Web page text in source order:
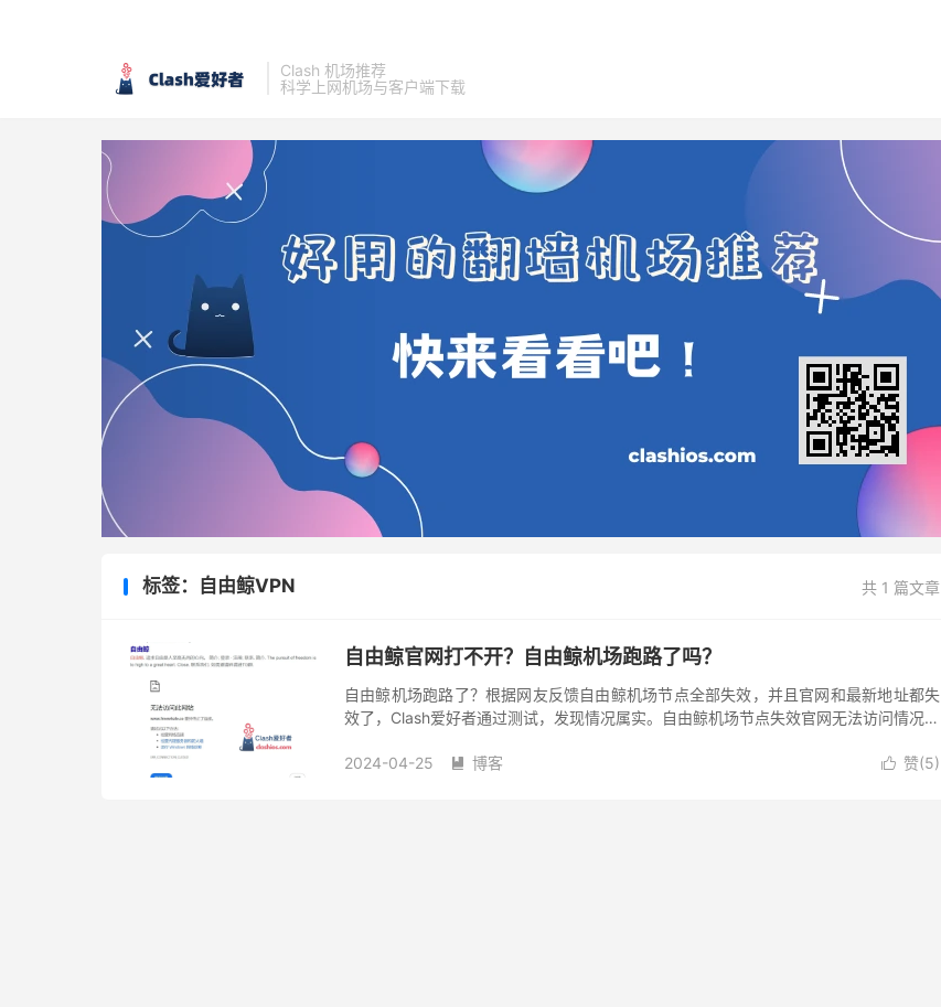
Clash 机场推荐
科学上网机场与客户端下载
共 1 篇文章
标签：自由鲸VPN
自由鲸官网打不开？自由鲸机场跑路了吗？
自由鲸机场跑路了？根据网友反馈自由鲸机场节点全部失效，并且官网和最新地址都失
效了，Clash爱好者通过测试，发现情况属实。自由鲸机场节点失效官网无法访问情况，
 赞(5)
2024-04-25  博客